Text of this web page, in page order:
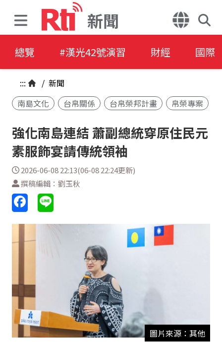
新聞
總覽 #漢光42號演習 財經 國際
::: / 新聞
南島文化
台帛關係 台帛榮邦計畫 帛榮專案
強化南島連結 蕭副總統穿原住民元
素服飾宴請傳統領袖
2026-06-08 22:13(06-08 22:24更新)
撰稿編輯：劉玉秋
圖片來源：其他